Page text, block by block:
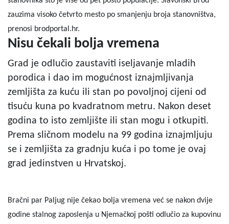
zauzima visoko četvrto mesto po smanjenju broja stanovništva,
prenosi brodportal.hr.
Nisu čekali bolja vremena
Grad je odlučio zaustaviti iseljavanje mladih
porodica i dao im mogućnost iznajmljivanja
zemljišta za kuću ili stan po povoljnoj cijeni od
tisuću kuna po kvadratnom metru. Nakon deset
godina to isto zemljište ili stan mogu i otkupiti.
Prema sličnom modelu na 99 godina iznajmljuju
se i zemljišta za gradnju kuća i po tome je ovaj
grad jedinstven u Hrvatskoj.
Bračni par Paljug nije čekao bolja vremena već se nakon dvije
godine stalnog zaposlenja u Njemačkoj pošti odlučio za kupovinu